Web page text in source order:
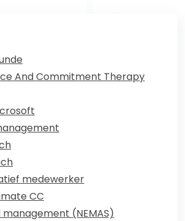
And Commitment Therapy
medewerker
CC
(NEMAS)